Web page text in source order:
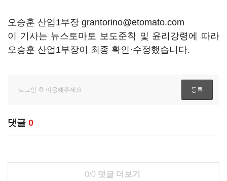
오승훈 산업1부장 grantorino@etomato.com
이 기사는 뉴스토마토 보도준칙 및 윤리강령에 따라
오승훈 산업1부장이 최종 확인·수정했습니다.
댓글 0
0/0 댓글 더보기